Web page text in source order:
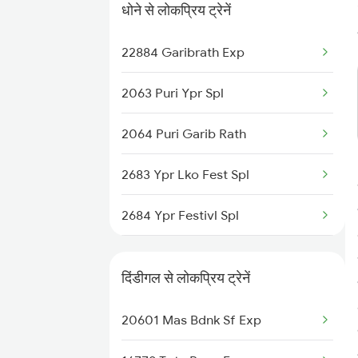
धोने से लोकप्रिय ट्रेनें
22884 Garibrath Exp
2063 Puri Ypr Spl
2064 Puri Garib Rath
2683 Ypr Lko Fest Spl
2684 Ypr Festivl Spl
2765 Tpty Ami Spl
दिंडीगल से लोकप्रिय ट्रेनें
20601 Mas Bdnk Sf Exp